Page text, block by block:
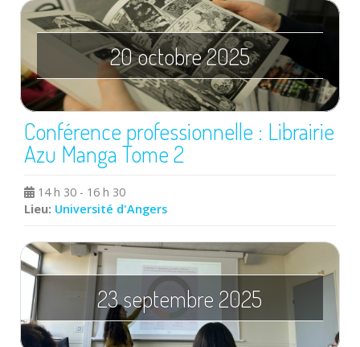
20 octobre 2025
Conférence professionnelle : Librairie
Azu Manga Tome 2
14 h 30 - 16 h 30
Lieu: Université d'Angers
23 septembre 2025